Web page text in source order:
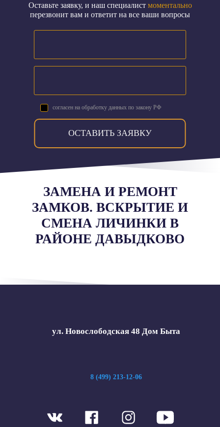
Оставьте заявку, и наш специалист моментально
перезвонит вам и ответит на все ваши вопросы
согласен на обработку данных по закону РФ
ОСТАВИТЬ ЗАЯВКУ
ЗАМЕНА И РЕМОНТ
ЗАМКОВ. ВСКРЫТИЕ И
СМЕНА ЛИЧИНКИ В
РАЙОНЕ ДАВЫДКОВО
ул. Новослободская 48 Дом Быта
8 (499) 213-12-06